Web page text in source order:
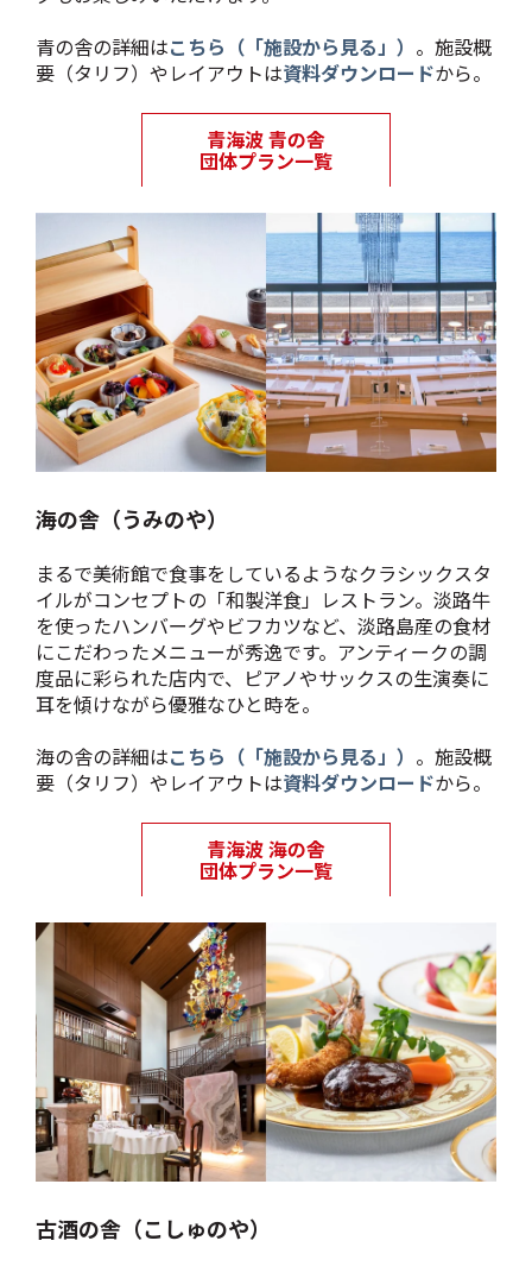
青の舎の詳細はこちら（「施設から見る」） 。施設概
要（タリフ）やレイアウトは資料ダウンロードから。
海の舎（うみのや）
まるで美術館で食事をしているようなクラシックスタ
イルがコンセプトの「和製洋食」レストラン。淡路牛
を使ったハンバーグやビフカツなど、淡路島産の食材
にこだわったメニューが秀逸です。アンティークの調
度品に彩られた店内で、ピアノやサックスの生演奏に
耳を傾けながら優雅なひと時を。
海の舎の詳細はこちら（「施設から見る」） 。施設概
要（タリフ）やレイアウトは資料ダウンロードから。
古酒の舎（こしゅのや）